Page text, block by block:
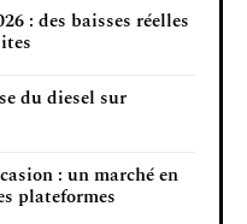
: des baisses réelles
du diesel sur
: un marché en
plateformes